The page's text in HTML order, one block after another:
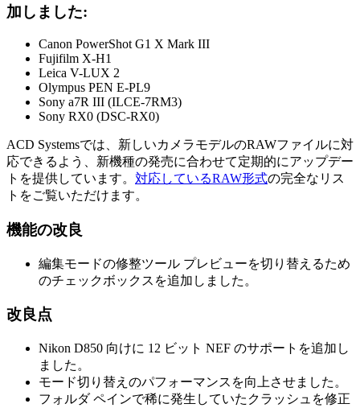
加しました:
Canon PowerShot G1 X Mark III
Fujifilm X-H1
Leica V-LUX 2
Olympus PEN E-PL9
Sony a7R III (ILCE-7RM3)
Sony RX0 (DSC-RX0)
ACD Systemsでは、新しいカメラモデルのRAWファイルに対
応できるよう、新機種の発売に合わせて定期的にアップデー
トを提供しています。 対応しているRAW形式の完全なリス
トをご覧いただけます。
機能の改良
編集モードの修整ツール プレビューを切り替えるため
のチェックボックスを追加しました。
改良点
Nikon D850 向けに 12 ビット NEF のサポートを追加し
ました。
モード切り替えのパフォーマンスを向上させました。
フォルダ ペインで稀に発生していたクラッシュを修正